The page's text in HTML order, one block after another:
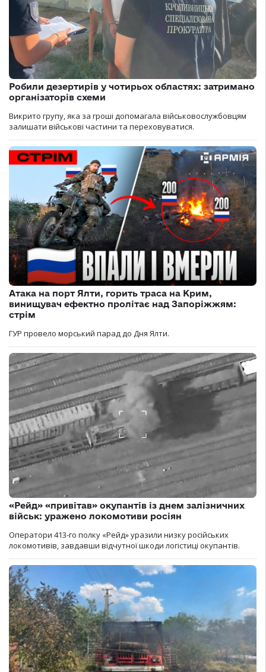
Робили дезертирів у чотирьох областях: затримано
організаторів схеми
Викрито групу, яка за гроші допомагала військовослужбовцям
залишати військові частини та переховуватися.
Атака на порт Ялти, горить траса на Крим,
винищувач ефектно пролітає над Запоріжжям:
стрім
ГУР провело морський парад до Дня Ялти.
«Рейд» «привітав» окупантів із днем залізничних
військ: уражено локомотиви росіян
Оператори 413-го полку «Рейд» уразили низку російських
локомотивів, завдавши відчутної шкоди логістиці окупантів.